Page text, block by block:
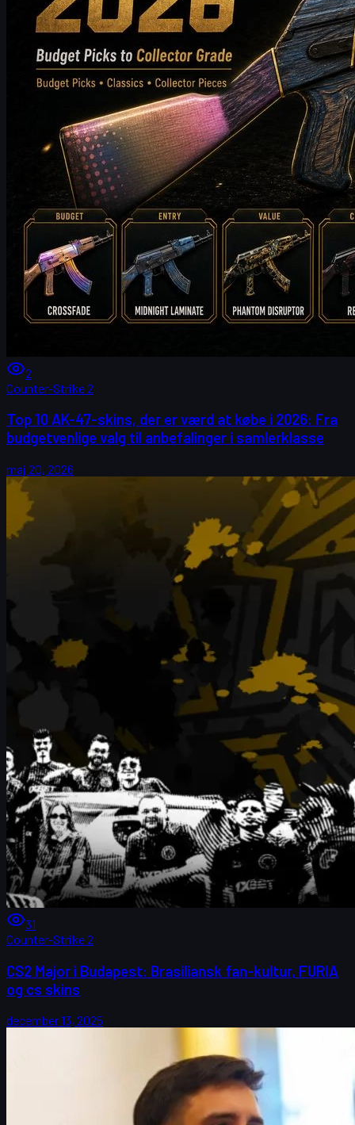
2
Counter-Strike 2
Top 10 AK-47-skins, der er værd at købe i 2026: Fra
budgetvenlige valg til anbefalinger i samlerklasse
maj 20, 2026
31
Counter-Strike 2
CS2 Major i Budapest: Brasiliansk fan-kultur, FURIA
og cs skins
december 13, 2025